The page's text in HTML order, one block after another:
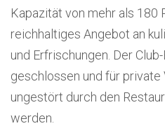
Kapazität von mehr als 180
reichhaltiges Angebot an
und Erfrischungen. Der
geschlossen und für private
ungestört durch den
werden.